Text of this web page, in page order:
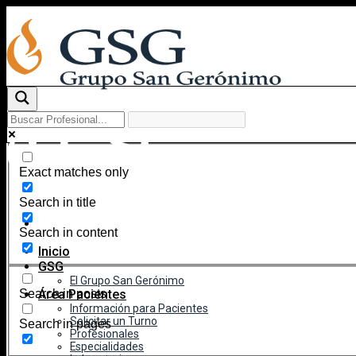
content
Inicio
GSG
El Grupo San Gerónimo
Área Pacientes
Información para Pacientes
Solicitar un Turno
Profesionales
Especialidades
Exact matches only
Search in title
Search in content
Search in posts
Search in pages